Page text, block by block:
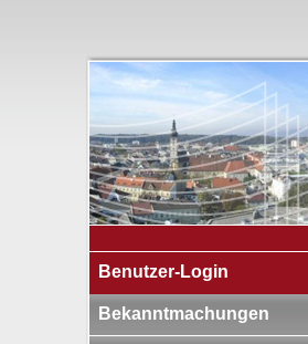
Benutzer-Login
Bekanntmachungen